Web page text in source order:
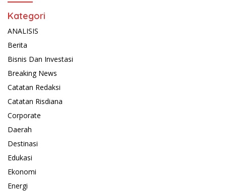
Kategori
ANALISIS
Berita
Bisnis Dan Investasi
Breaking News
Catatan Redaksi
Catatan Risdiana
Corporate
Daerah
Destinasi
Edukasi
Ekonomi
Energi